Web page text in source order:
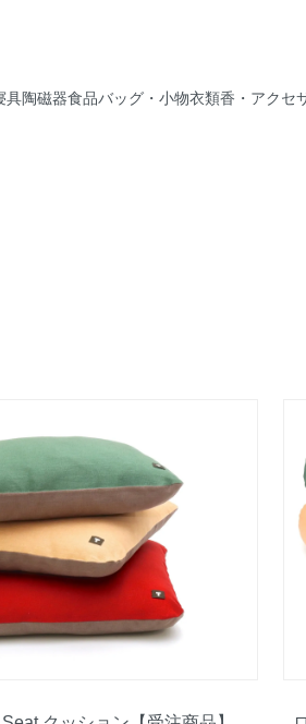
具陶磁器食品バッグ・小物衣類香・アクセ